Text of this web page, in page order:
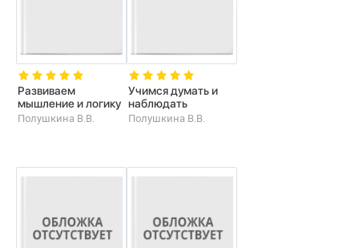
Развиваем
мышление и логику
Полушкина В.В.
Учимся думать и
наблюдать
Полушкина В.В.